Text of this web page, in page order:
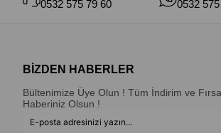
0532 575 79 60
0532
BİZDEN HABERLER
Bültenimize Üye Olun ! Tüm İndirim ve
Haberiniz Olsun !